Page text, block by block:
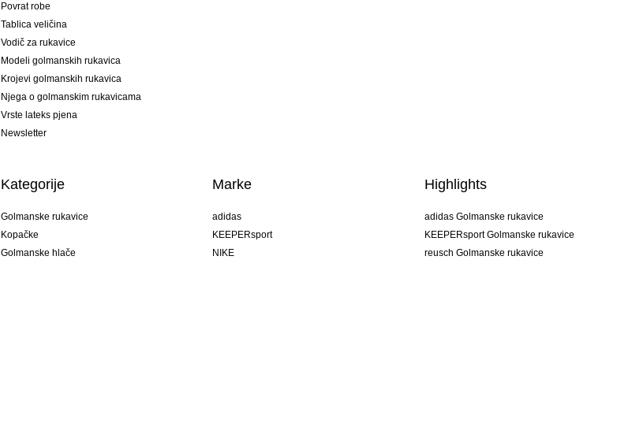
Povrat robe
Tablica veličina
Vodič za rukavice
Modeli golmanskih rukavica
Krojevi golmanskih rukavica
Njega o golmanskim rukavicama
Vrste lateks pjena
Newsletter
Kategorije
Golmanske rukavice
Kopačke
Golmanske hlače
Marke
adidas
KEEPERsport
NIKE
Highlights
adidas Golmanske rukavice
KEEPERsport Golmanske rukavice
reusch Golmanske rukavice